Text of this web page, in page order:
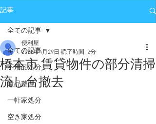
記事
全ての記事
不用品処分
遺品整理
一軒家処分
空き家処分
全ての記事
橋本市 賃貸物件の部分清掃
流し台撤去
便利屋
2022年4月29日 読了時間: 2分